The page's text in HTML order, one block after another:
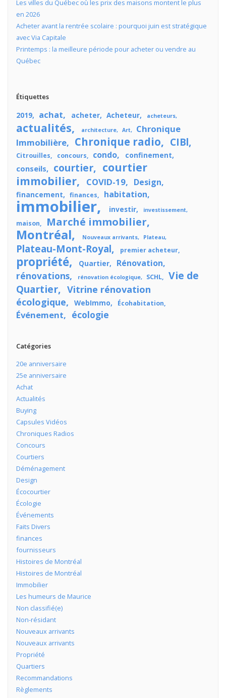
Les villes du Québec où les prix des maisons montent le plus
en 2026
Acheter avant la rentrée scolaire : pourquoi juin est stratégique
avec Via Capitale
Printemps : la meilleure période pour acheter ou vendre au
Québec
Étiquettes
2019 achat acheter Acheteur acheteurs
actualités architecture Art
Chronique
Immobilière
Chronique radio CIBl
Citrouilles concours condo confinement
conseils courtier
courtier
immobilier
COVID-19 Design
financement finances habitation
immobilier investir investissement
maison Marché immobilier
Montréal Nouveaux arrivants Plateau
Plateau-Mont-Royal premier acheteur
propriété Quartier Rénovation
rénovations rénovation écologique SCHL
Vie de
Quartier
Vitrine rénovation
écologique
WebImmo Écohabitation
Événement écologie
Catégories
20e anniversaire
25e anniversaire
Achat
Actualités
Buying
Capsules Vidéos
Chroniques Radios
Concours
Courtiers
Déménagement
Design
Écocourtier
Écologie
Événements
Faits Divers
finances
fournisseurs
Histoires de Montréal
Histoires de Montréal
Immobilier
Les humeurs de Maurice
Non classifié(e)
Non-résidant
Nouveaux arrivants
Nouveaux arrivants
Propriété
Quartiers
Recommandations
Règlements